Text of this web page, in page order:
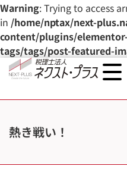
Warning: Trying to access
in /home/nptax/next-
content/plugins/
tags/tags/post-featured-
熱き戦い！